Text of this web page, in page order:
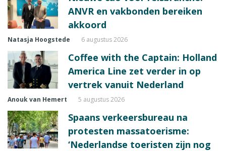
ANVR en vakbonden bereiken
akkoord
Natasja Hoogstede 6 augustus 2026
Coffee with the Captain: Holland
America Line zet verder in op
vertrek vanuit Nederland
Anouk van Hemert 5 augustus 2026
Spaans verkeersbureau na
protesten massatoerisme:
‘Nederlandse toeristen zijn nog